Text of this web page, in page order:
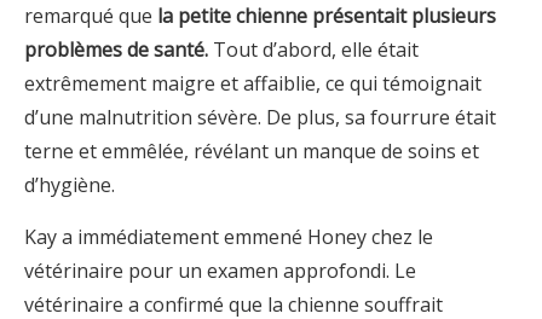
remarqué que la petite chienne présentait plusieurs
problèmes de santé. Tout d’abord, elle était
extrêmement maigre et affaiblie, ce qui témoignait
d’une malnutrition sévère. De plus, sa fourrure était
terne et emmêlée, révélant un manque de soins et
d’hygiène.
Kay a immédiatement emmené Honey chez le
vétérinaire pour un examen approfondi. Le
vétérinaire a confirmé que la chienne souffrait